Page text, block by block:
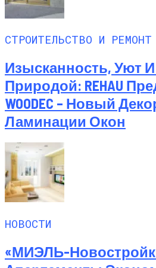
СТРОИТЕЛЬСТВО И РЕМОНТ
Изысканность, Уют
Природой: REHAU
WOODEC – Новый
Ламинации Окон
НОВОСТИ
«МИЭЛЬ-